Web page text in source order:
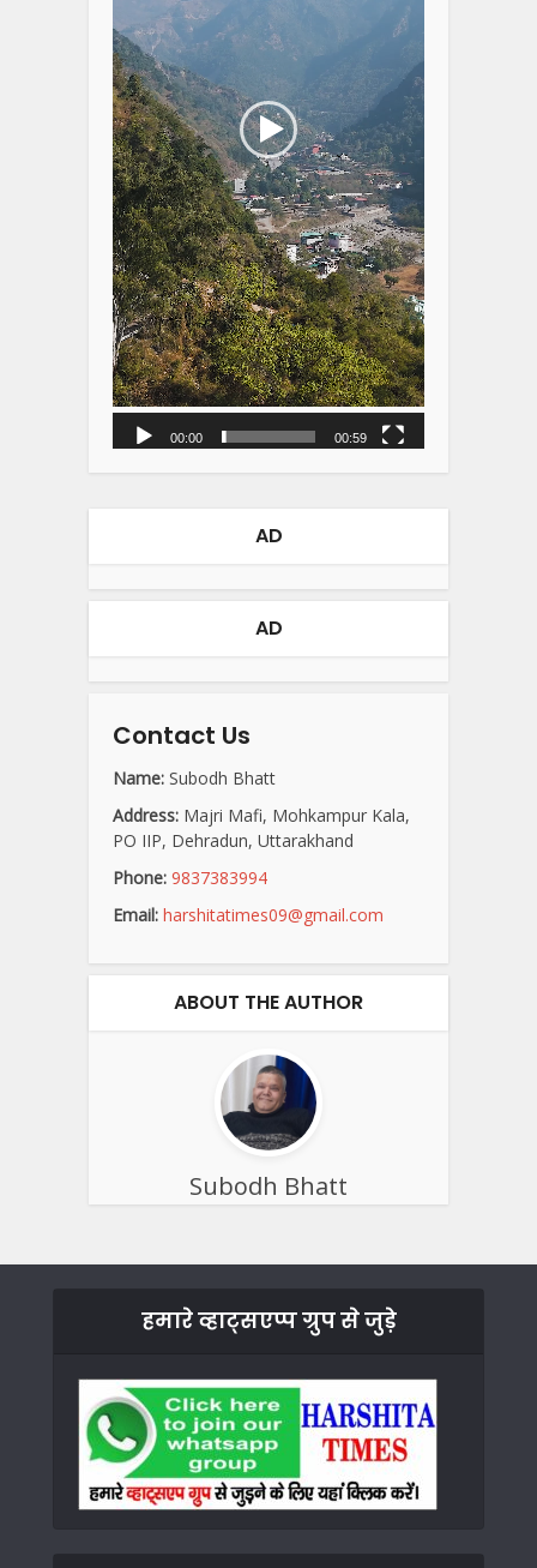
00:00 00:59
AD
AD
Contact Us
Name: Subodh Bhatt
Address: Majri Mafi, Mohkampur Kala,
PO IIP, Dehradun, Uttarakhand
Phone: 9837383994
Email: harshitatimes09@gmail.com
ABOUT THE AUTHOR
Subodh Bhatt
हमारे व्हाट्सएप्प ग्रुप से जुड़े